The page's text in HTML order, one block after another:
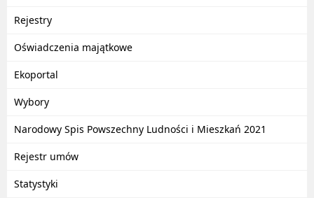
Rejestry
Oświadczenia majątkowe
Ekoportal
Wybory
Narodowy Spis Powszechny Ludności i Mieszkań 2021
Rejestr umów
Statystyki